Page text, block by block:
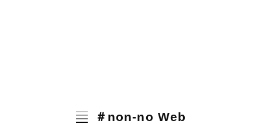
＃non-no Web